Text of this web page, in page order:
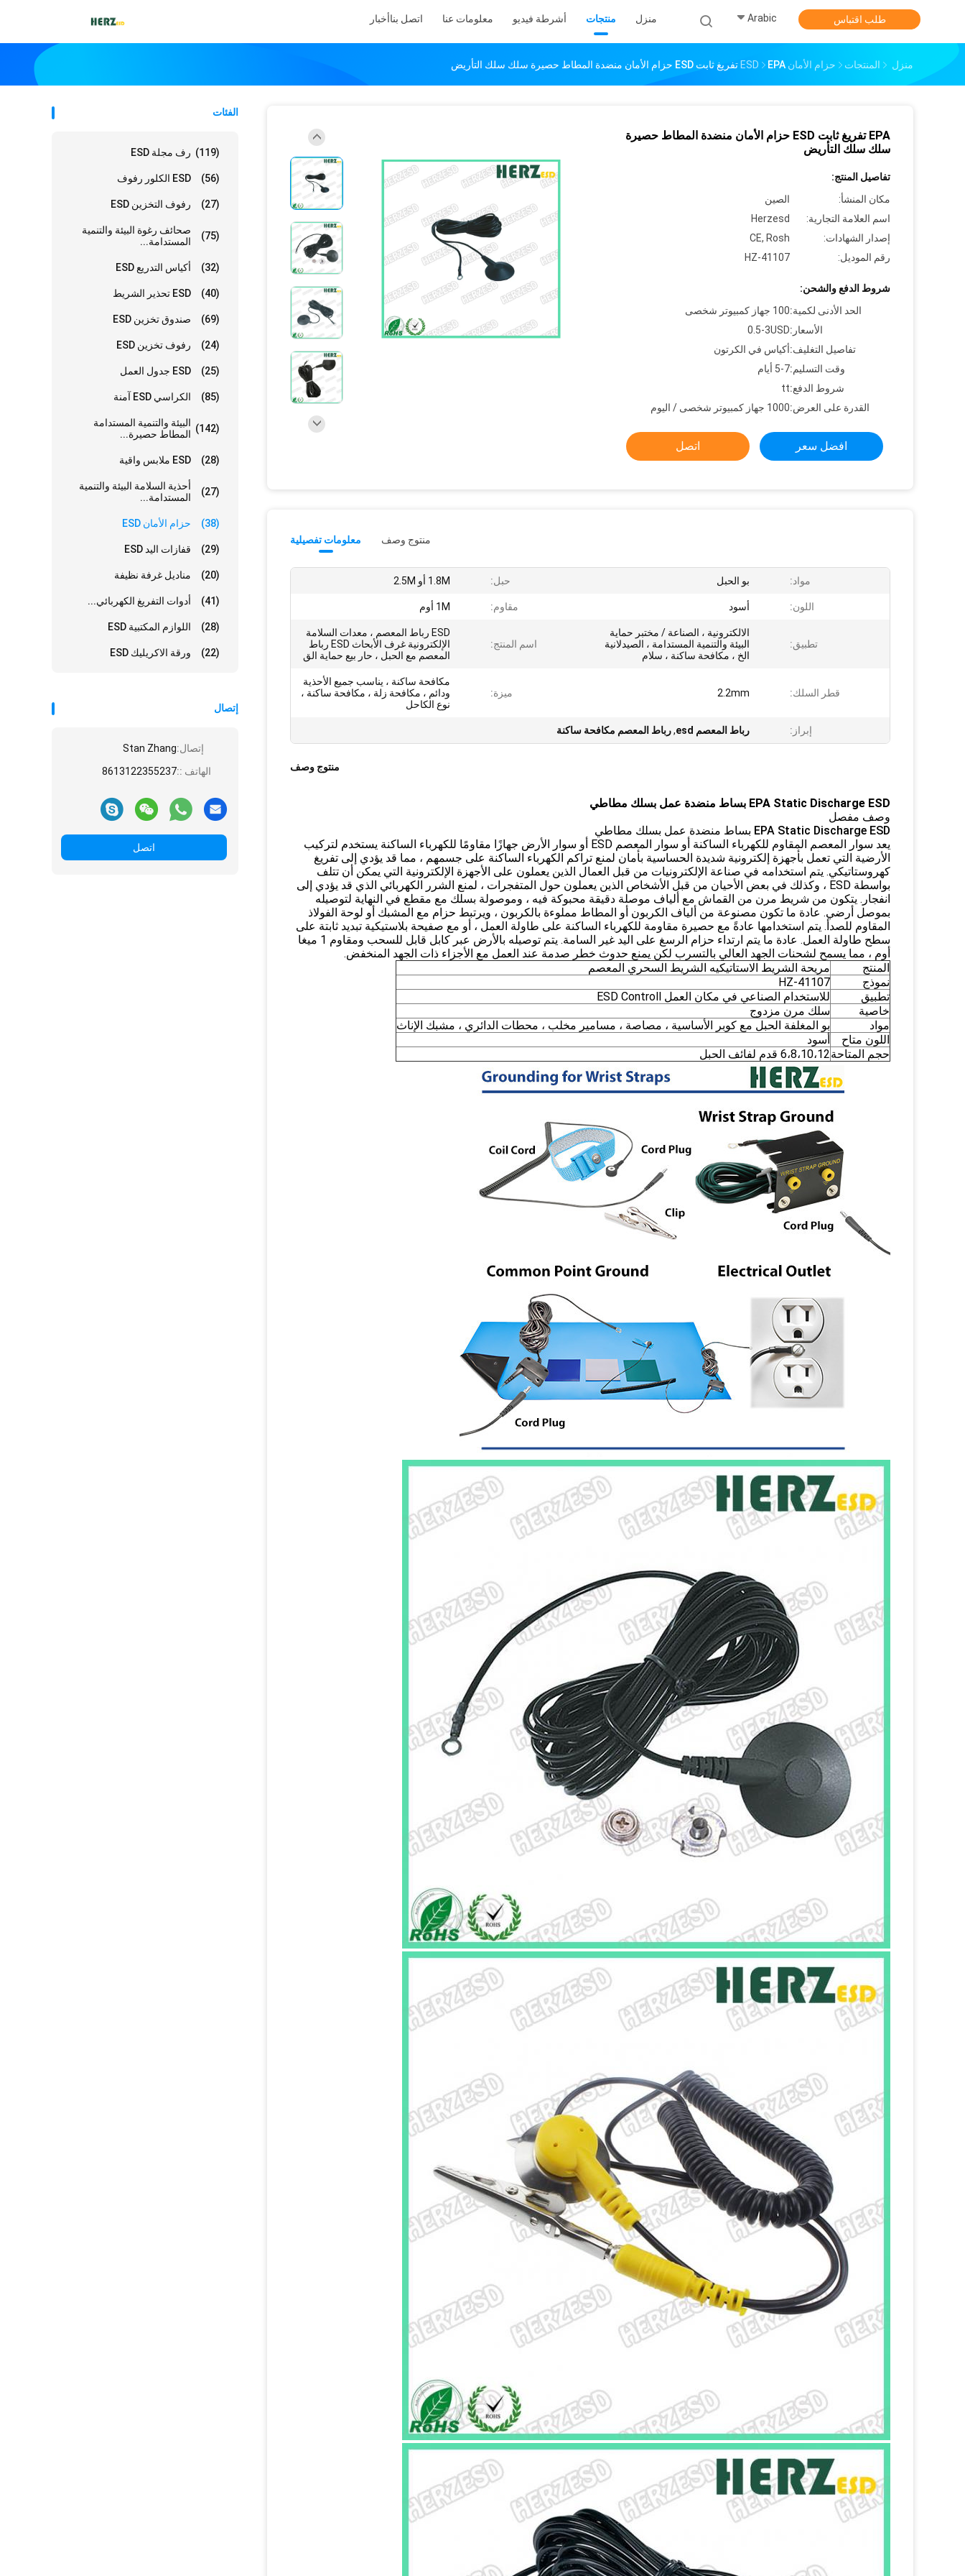
منزل منتجات أشرطة فيديو معلومات عنا اتصل بناأخبار Arabic طلب اقتباس
منزل المنتجات حزام الأمان ESD EPA تفريغ ثابت ESD حزام الأمان منضدة المطاط حصيرة سلك سلك التأريض
الفئات
رف مجلة ESD (119)
ESD الكلور رفوف (56)
رفوف التخزين ESD (27)
صحائف رغوة البيئة والتنمية
المستدامة...
(75)
أكياس التدريع ESD (32)
ESD تحذير الشريط (40)
صندوق تخزين ESD (69)
رفوف تخزين ESD (24)
ESD جدول العمل (25)
الكراسي ESD آمنة (85)
البيئة والتنمية المستدامة
المطاط حصيرة...
(142)
ESD ملابس واقية (28)
أحذية السلامة البيئة والتنمية
المستدامة...
(27)
حزام الأمان ESD (38)
قفازات اليد ESD (29)
مناديل غرفة نظيفة (20)
أدوات التفريغ الكهربائي... (41)
اللوازم المكتبية ESD (28)
ورقة الاكريليك ESD (22)
إتصال
إتصال:Stan Zhang
الهاتف ::8613122355237
اتصل
EPA تفريغ ثابت ESD حزام الأمان منضدة المطاط حصيرة
سلك سلك التأريض
تفاصيل المنتج:
مكان المنشأ:
الصين
اسم العلامة التجارية:
Herzesd
إصدار الشهادات:
CE, Rosh
رقم الموديل:
HZ-41107
شروط الدفع والشحن:
الحد الأدنى لكمية:100 جهاز كمبيوتر شخصى
الأسعار:0.5-3USD
تفاصيل التغليف:أكياس في الكرتون
وقت التسليم:5-7 أيام
شروط الدفع:tt
القدرة على العرض:1000 جهاز كمبيوتر شخصى / اليوم
افضل سعر اتصل
معلومات تفصيلية منتوج وصف
مواد: بو الحبل حبل: 1.8M أو 2.5M
اللون: أسود مقاوم: 1M أوم
تطبيق:
الالكترونية ، الصناعة / مختبر حماية
البيئة والتنمية المستدامة ، الصيدلانية
الخ ، مكافحة ساكنة ، سلام
اسم المنتج:
ESD رباط المعصم ، معدات السلامة
الإلكترونية غرف الأبحاث ESD رباط
المعصم مع الحبل ، حار بيع حماية الق
قطر السلك: 2.2mm ميزة:
مكافحة ساكنة ، يناسب جميع الأحذية
ودائم ، مكافحة زلة ، مكافحة ساكنة ،
نوع الكاحل
إبراز: رباط المعصم esd ,رباط المعصم مكافحة ساكنة
منتوج وصف
EPA Static Discharge ESD بساط منضدة عمل بسلك مطاطي
وصف مفصل
EPA Static Discharge ESD بساط منضدة عمل بسلك مطاطي
يعد سوار المعصم المقاوم للكهرباء الساكنة أو سوار المعصم ESD أو سوار الأرض جهازًا مقاومًا للكهرباء الساكنة يستخدم لتركيب
الأرضية التي تعمل بأجهزة إلكترونية شديدة الحساسية بأمان لمنع تراكم الكهرباء الساكنة على جسمهم ، مما قد يؤدي إلى تفريغ
كهروستاتيكي. يتم استخدامه في صناعة الإلكترونيات من قبل العمال الذين يعملون على الأجهزة الإلكترونية التي يمكن أن تتلف
بواسطة ESD ، وكذلك في بعض الأحيان من قبل الأشخاص الذين يعملون حول المتفجرات ، لمنع الشرر الكهربائي الذي قد يؤدي إلى
انفجار. يتكون من شريط مرن من القماش مع ألياف موصلة دقيقة محبوكة فيه ، وموصولة بسلك مع مقطع في النهاية لتوصيله
بموصل أرضي. عادة ما تكون مصنوعة من ألياف الكربون أو المطاط مملوءة بالكربون ، ويرتبط حزام مع المشبك أو لوحة الفولاذ
المقاوم للصدأ. يتم استخدامها عادةً مع حصيرة مقاومة للكهرباء الساكنة على طاولة العمل ، أو مع صفيحة بلاستيكية تبديد ثابتة على
سطح طاولة العمل. عادة ما يتم ارتداء حزام الرسغ على اليد غير السامة.
يتم توصيله بالأرض عبر كابل قابل للسحب ومقاوم 1 ميغا
أوم ، مما يسمح لشحنات الجهد العالي بالتسرب لكن يمنع حدوث خطر صدمة عند العمل مع الأجزاء ذات الجهد المنخفض.
المنتج
مريحة الشريط الاستاتيكيه الشريط السحري المعصم
نموذج
HZ-41107
تطبيق
للاستخدام الصناعي في مكان العمل ESD Controll
خاصية
سلك مرن مزدوج
مواد
بو المغلفة الحبل مع كوبر الأساسية ، مصاصة ، مسامير مخلب ، محطات الدائري ، مشبك الإناث
اللون متاح
أسود
حجم المتاحة6،8،10،12 قدم لفائف الحبل